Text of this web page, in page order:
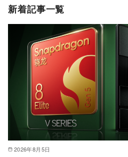
ゴ
新着記事一覧
2026年8月5日